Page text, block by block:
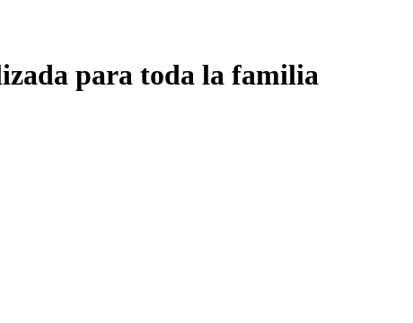
para toda la familia